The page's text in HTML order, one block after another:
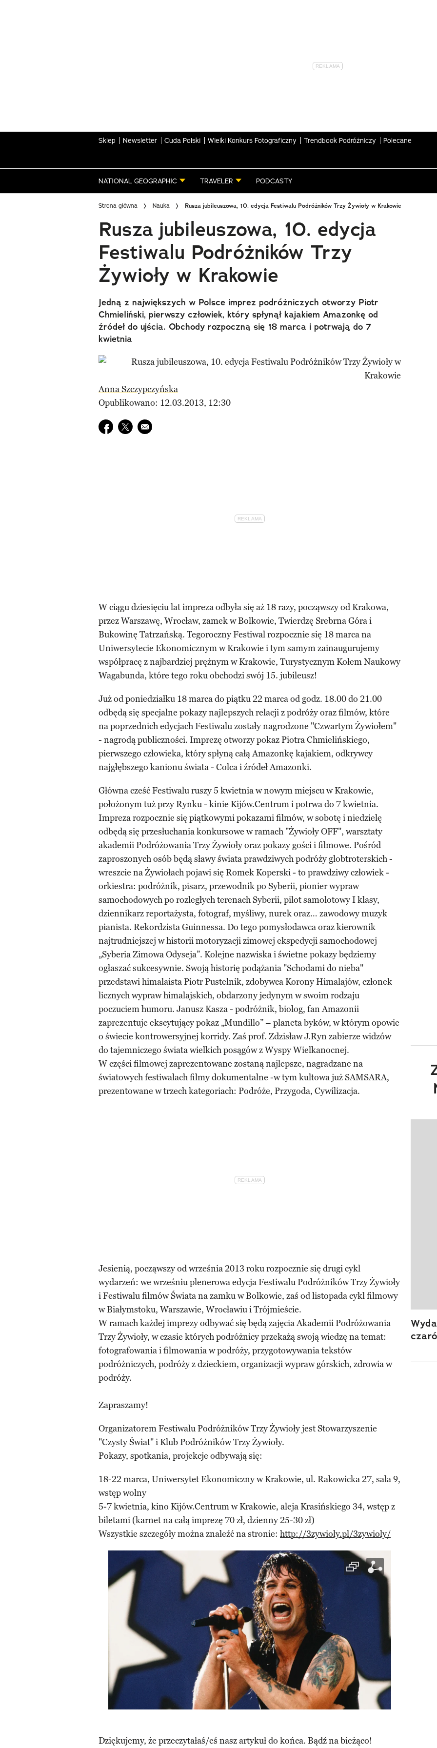
Sklep Newsletter Cuda Polski Wielki Konkurs Fotograficzny Trendbook Podróżniczy Polecane
NATIONAL GEOGRAPHIC TRAVELER PODCASTY
Strona główna Nauka Rusza jubileuszowa, 10. edycja Festiwalu Podróżników Trzy Żywioły w Krakowie
Rusza jubileuszowa, 10. edycja
Festiwalu Podróżników Trzy
Żywioły w Krakowie
Jedną z największych w Polsce imprez podróżniczych otworzy Piotr
Chmieliński, pierwszy człowiek, który spłynął kajakiem Amazonkę od
źródeł do ujścia. Obchody rozpoczną się 18 marca i potrwają do 7
kwietnia
Anna Szczypczyńska
Opublikowano: 12.03.2013, 12:30
Udostępnij na facebook
Udostępnij na twitter
E-mail do przyjaciela
W ciągu dziesięciu lat impreza odbyła się aż 18 razy, począwszy od Krakowa,
przez Warszawę, Wrocław, zamek w Bolkowie, Twierdzę Srebrna Góra i
Bukowinę Tatrzańską. Tegoroczny Festiwal rozpocznie się 18 marca na
Uniwersytecie Ekonomicznym w Krakowie i tym samym zainaugurujemy
współpracę z najbardziej prężnym w Krakowie, Turystycznym Kołem Naukowy
Wagabunda, które tego roku obchodzi swój 15. jubileusz!
Już od poniedziałku 18 marca do piątku 22 marca od godz. 18.00 do 21.00
odbędą się specjalne pokazy najlepszych relacji z podróży oraz filmów, które
na poprzednich edycjach Festiwalu zostały nagrodzone "Czwartym Żywiołem"
- nagrodą publiczności. Imprezę otworzy pokaz Piotra Chmielińskiego,
pierwszego człowieka, który spłyną całą Amazonkę kajakiem, odkrywcy
najgłębszego kanionu świata - Colca i źródeł Amazonki.
Główna cześć Festiwalu ruszy 5 kwietnia w nowym miejscu w Krakowie,
położonym tuż przy Rynku - kinie Kijów.Centrum i potrwa do 7 kwietnia.
Impreza rozpocznie się piątkowymi pokazami filmów, w sobotę i niedzielę
odbędą się przesłuchania konkursowe w ramach "Żywioły OFF", warsztaty
akademii Podróżowania Trzy Żywioły oraz pokazy gości i filmowe. Pośród
zaproszonych osób będą sławy świata prawdziwych podróży globtroterskich -
wreszcie na Żywiołach pojawi się Romek Koperski - to prawdziwy człowiek -
orkiestra: podróżnik, pisarz, przewodnik po Syberii, pionier wypraw
samochodowych po rozległych terenach Syberii, pilot samolotowy I klasy,
dziennikarz reportażysta, fotograf, myśliwy, nurek oraz… zawodowy muzyk
pianista. Rekordzista Guinnessa. Do tego pomysłodawca oraz kierownik
najtrudniejszej w historii motoryzacji zimowej ekspedycji samochodowej
„Syberia Zimowa Odyseja”. Kolejne nazwiska i świetne pokazy będziemy
ogłaszać sukcesywnie. Swoją historię podążania "Schodami do nieba"
przedstawi himalaista Piotr Pustelnik, zdobywca Korony Himalajów, członek
licznych wypraw himalajskich, obdarzony jedynym w swoim rodzaju
poczuciem humoru. Janusz Kasza - podróżnik, biolog, fan Amazonii
zaprezentuje ekscytujący pokaz „Mundillo” – planeta byków, w którym opowie
o świecie kontrowersyjnej korridy. Zaś prof. Zdzisław J.Ryn zabierze widzów
do tajemniczego świata wielkich posągów z Wyspy Wielkanocnej.
W części filmowej zaprezentowane zostaną najlepsze, nagradzane na
światowych festiwalach filmy dokumentalne -w tym kultowa już SAMSARA,
prezentowane w trzech kategoriach: Podróże, Przygoda, Cywilizacja.
Jesienią, począwszy od września 2013 roku rozpocznie się drugi cykl
wydarzeń: we wrześniu plenerowa edycja Festiwalu Podróżników Trzy Żywioły
i Festiwalu filmów Świata na zamku w Bolkowie, zaś od listopada cykl filmowy
w Białymstoku, Warszawie, Wrocławiu i Trójmieście.
W ramach każdej imprezy odbywać się będą zajęcia Akademii Podróżowania
Trzy Żywioły, w czasie których podróżnicy przekażą swoją wiedzę na temat:
fotografowania i filmowania w podróży, przygotowywania tekstów
podróżniczych, podróży z dzieckiem, organizacji wypraw górskich, zdrowia w
podróży.
Zapraszamy!
Organizatorem Festiwalu Podróżników Trzy Żywioły jest Stowarzyszenie
"Czysty Świat" i Klub Podróżników Trzy Żywioły.
Pokazy, spotkania, projekcje odbywają się:
18-22 marca, Uniwersytet Ekonomiczny w Krakowie, ul. Rakowicka 27, sala 9,
wstęp wolny
5-7 kwietnia, kino Kijów.Centrum w Krakowie, aleja Krasińskiego 34, wstęp z
biletami (karnet na całą imprezę 70 zł, dzienny 25-30 zł)
Wszystkie szczegóły można znaleźć na stronie: http://3zywioly.pl/3zywioly/
Dziękujemy, że przeczytałaś/eś nasz artykuł do końca. Bądź na bieżąco!